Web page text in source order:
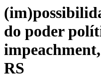
do poder
RS